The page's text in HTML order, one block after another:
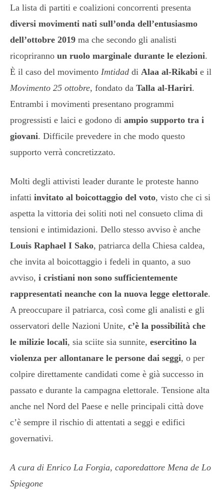
La lista di partiti e coalizioni concorrenti presenta
diversi movimenti nati sull’onda dell’entusiasmo
dell’ottobre 2019 ma che secondo gli analisti
ricopriranno un ruolo marginale durante le elezioni.
È il caso del movimento Imtidad di Alaa al-Rikabi e il
Movimento 25 ottobre, fondato da Talla al-Hariri.
Entrambi i movimenti presentano programmi
progressisti e laici e godono di ampio supporto tra i
giovani. Difficile prevedere in che modo questo
supporto verrà concretizzato.
Molti degli attivisti leader durante le proteste hanno
infatti invitato al boicottaggio del voto, visto che ci si
aspetta la vittoria dei soliti noti nel consueto clima di
tensioni e intimidazioni. Dello stesso avviso è anche
Louis Raphael I Sako, patriarca della Chiesa caldea,
che invita al boicottaggio i fedeli in quanto, a suo
avviso, i cristiani non sono sufficientemente
rappresentati neanche con la nuova legge elettorale.
A preoccupare il patriarca, così come gli analisti e gli
osservatori delle Nazioni Unite, c’è la possibilità che
le milizie locali, sia sciite sia sunnite, esercitino la
violenza per allontanare le persone dai seggi, o per
colpire direttamente candidati come è già successo in
passato e durante la campagna elettorale. Tensione alta
anche nel Nord del Paese e nelle principali città dove
c’è sempre il rischio di attentati a seggi e edifici
governativi.
A cura di Enrico La Forgia, caporedattore Mena de Lo
Spiegone